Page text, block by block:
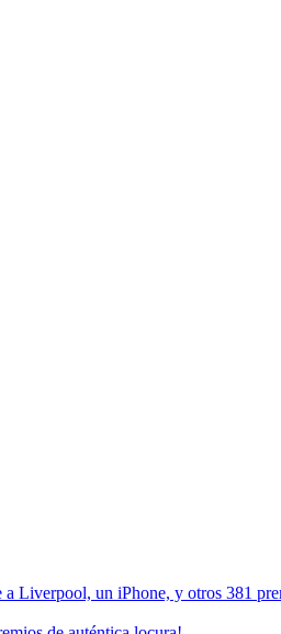
Liverpool, un iPhone, y otros 381